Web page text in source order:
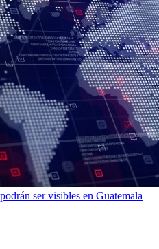
ser visibles en Guatemala